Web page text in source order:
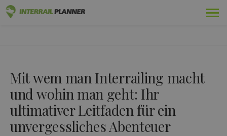
Fahrten
Blog
Länder-Führer
Mit wem man Interrailing macht
und wohin man geht: Ihr
ultimativer Leitfaden für ein
unvergessliches Abenteuer